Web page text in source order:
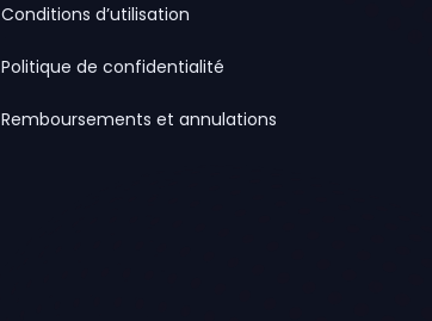
Conditions d’utilisation
Politique de confidentialité
Remboursements et annulations